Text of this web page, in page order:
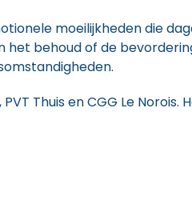
moeilijkheden die
behoud of de
Thuis en CGG Le Norois.